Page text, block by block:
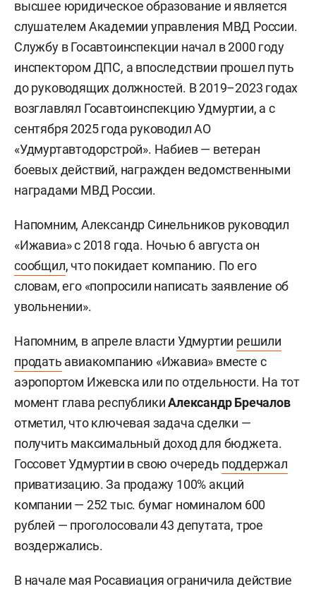
высшее юридическое образование и является
слушателем Академии управления МВД России.
Службу в Госавтоинспекции начал в 2000 году
инспектором ДПС, а впоследствии прошел путь
до руководящих должностей. В 2019–2023 годах
возглавлял Госавтоинспекцию Удмуртии, а с
сентября 2025 года руководил АО
«Удмуртавтодорстрой». Набиев — ветеран
боевых действий, награжден ведомственными
наградами МВД России.
Напомним, Александр Синельников руководил
«Ижавиа» с 2018 года. Ночью 6 августа он
сообщил, что покидает компанию. По его
словам, его «попросили написать заявление об
увольнении».
Напомним, в апреле власти Удмуртии решили
продать авиакомпанию «Ижавиа» вместе с
аэропортом Ижевска или по отдельности. На тот
момент глава республикиАлександр Бречалов
отметил, что ключевая задача сделки —
получить максимальный доход для бюджета.
Госсовет Удмуртии в свою очередь поддержал
приватизацию. За продажу 100% акций
компании — 252 тыс. бумаг номиналом 600
рублей — проголосовали 43 депутата, трое
воздержались.
В начале мая Росавиация ограничила действие